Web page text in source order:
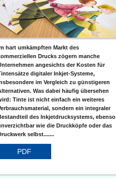
hart umkämpften Markt des
Drucks zögern manche
angesichts der Kosten für
digitaler Inkjet-Systeme,
im Vergleich zu günstigeren
Was dabei häufig übersehen
Tinte ist nicht einfach ein weiteres
sondern ein integraler
des Inkjetdrucksystems, ebenso
wie die Druckköpfe oder das
selbst.......
PDF